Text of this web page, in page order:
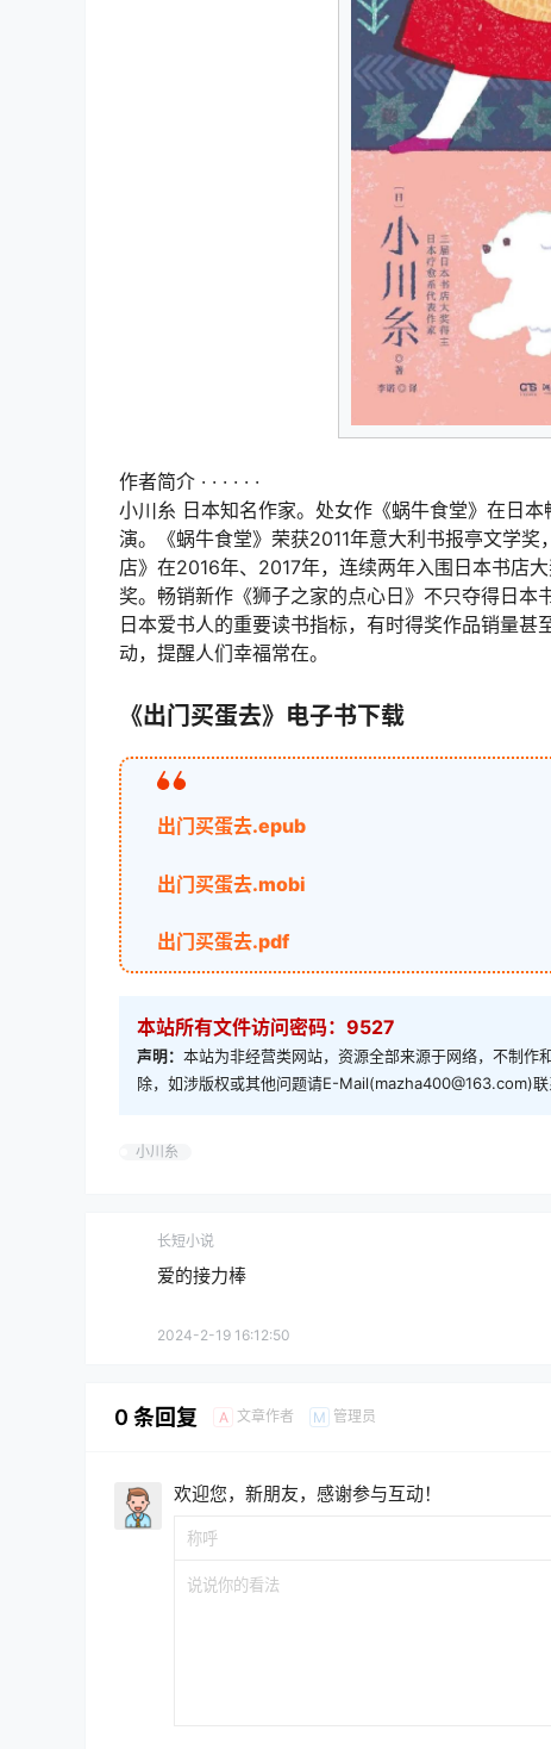
作者简介 · · · · · ·
小川糸 日本知名作家。处女作《蜗牛食堂》在日
演。《蜗牛食堂》荣获2011年意大利书报亭文学
店》在2016年、2017年，连续两年入围日本书店
奖。畅销新作《狮子之家的点心日》不只夺得日
日本爱书人的重要读书指标，有时得奖作品销量
动，提醒人们幸福常在。
《出门买蛋去》电子书下载
出门买蛋去.epub
出门买蛋去.mobi
出门买蛋去.pdf
本站所有文件访问密码：9527
声明： 本站为非经营类网站，资源全部来源于网络，不制作
除，如涉版权或其他问题请E-Mail(mazha400@163.com)联
小川糸
长短小说
爱的接力棒
2024-2-19 16:12:50
0 条回复 A 文章作者 M 管理员
欢迎您，新朋友，感谢参与互动！